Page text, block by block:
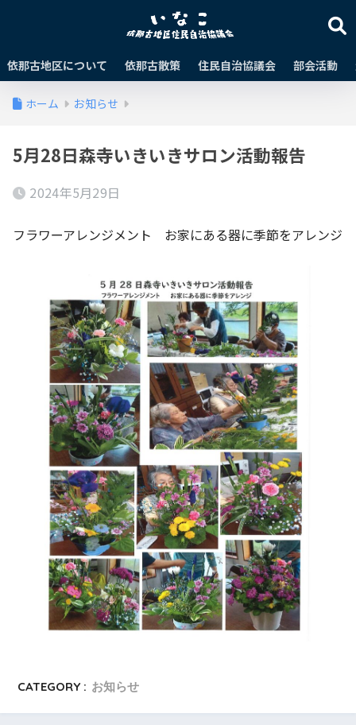
依那古地区について 依那古散策 住民自治協議会 部会活動
ホーム お知らせ
5月28日森寺いきいきサロン活動報告
2024年5月29日
フラワーアレンジメント お家にある器に季節をアレンジ
CATEGORY : お知らせ